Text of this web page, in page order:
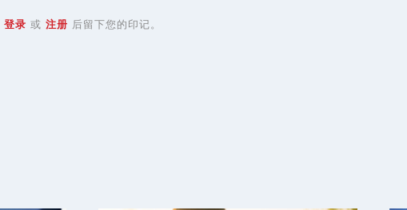
登录 或 注册 后留下您的印记。